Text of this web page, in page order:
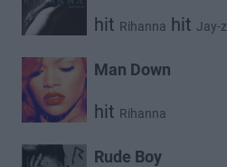
hit Rihanna hit Jay-z
Man Down
hit Rihanna
Rude Boy